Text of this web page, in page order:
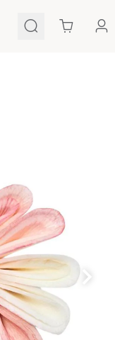
Cart